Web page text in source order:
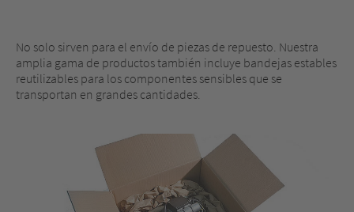
No solo sirven para el envío de piezas de repuesto. Nuestra
amplia gama de productos también incluye bandejas estables
reutilizables para los componentes sensibles que se
transportan en grandes cantidades.